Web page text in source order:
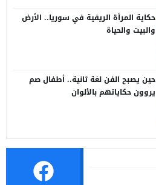
حكاية المرأة الريفية في سوريا.. الأرض
والبيت والحياة
حين يصبح الفن لغة ثانية.. أطفال صم
يروون حكاياتهم بالألوان